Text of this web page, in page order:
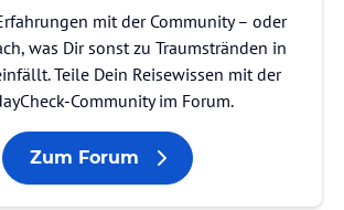
mit der Community – oder
was Dir sonst zu Traumstränden in
Teile Dein Reisewissen mit der
Community im Forum.
Zum Forum